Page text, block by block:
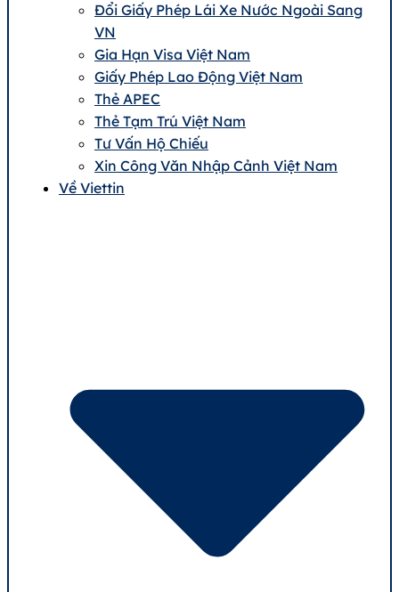
Đổi Giấy Phép Lái Xe Nước Ngoài Sang
VN
Gia Hạn Visa Việt Nam
Giấy Phép Lao Động Việt Nam
Thẻ APEC
Thẻ Tạm Trú Việt Nam
Tư Vấn Hộ Chiếu
Xin Công Văn Nhập Cảnh Việt Nam
Về Viettin